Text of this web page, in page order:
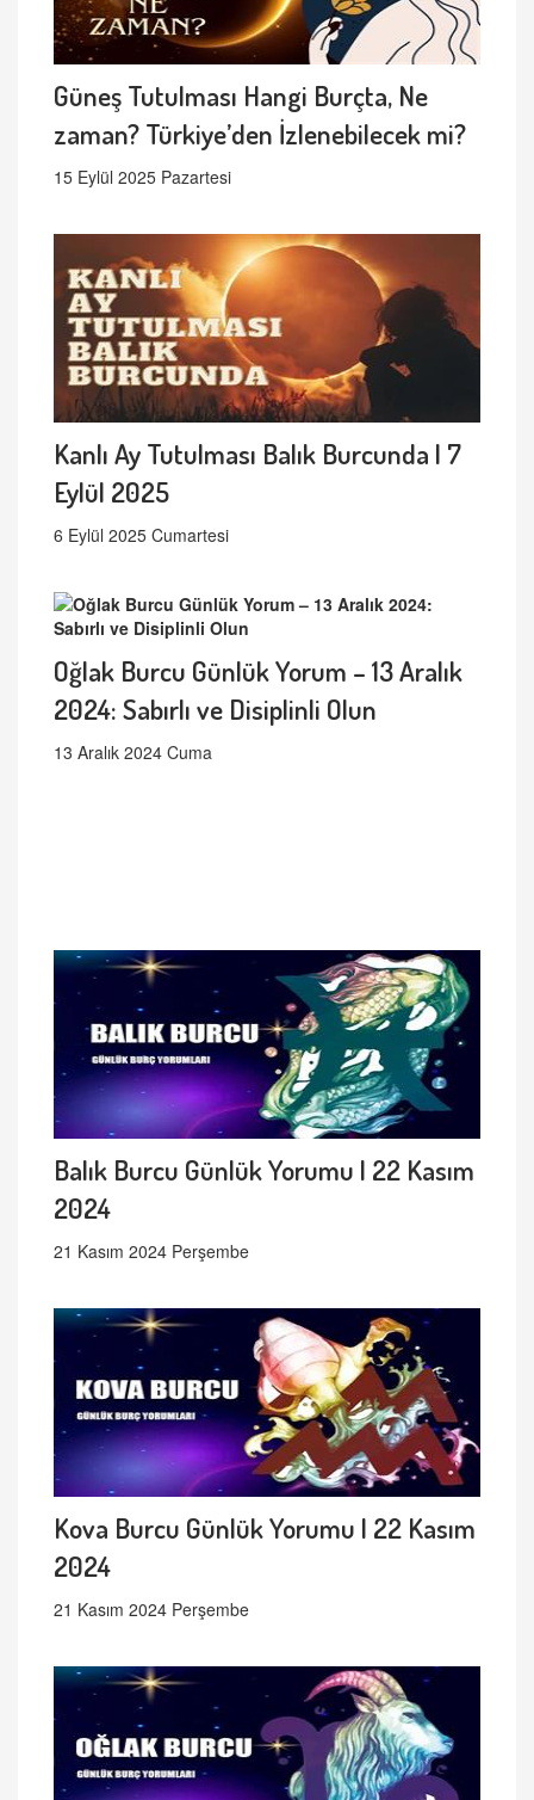
Güneş Tutulması Hangi Burçta, Ne
zaman? Türkiye’den İzlenebilecek mi?
15 Eylül 2025 Pazartesi
Kanlı Ay Tutulması Balık Burcunda | 7
Eylül 2025
6 Eylül 2025 Cumartesi
Oğlak Burcu Günlük Yorum – 13 Aralık
2024: Sabırlı ve Disiplinli Olun
13 Aralık 2024 Cuma
Balık Burcu Günlük Yorumu | 22 Kasım
2024
21 Kasım 2024 Perşembe
Kova Burcu Günlük Yorumu | 22 Kasım
2024
21 Kasım 2024 Perşembe